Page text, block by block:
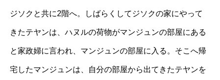
ジソクと共に2階へ。しばらくしてジソクの家にやって
きたテヤンは、ハヌルの荷物がマンジュンの部屋にある
と家政婦に言われ、マンジュンの部屋に入る。そこへ帰
宅したマンジュンは、自分の部屋から出てきたテヤンを